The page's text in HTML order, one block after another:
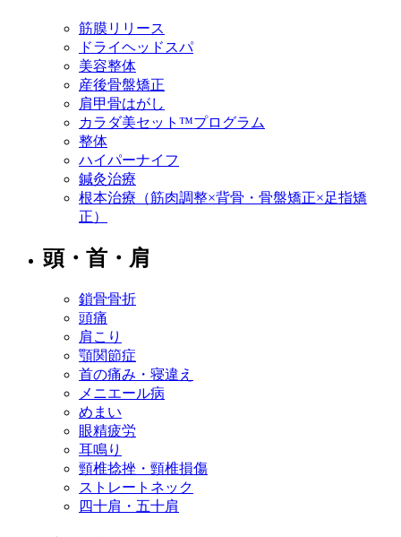
筋膜リリース
ドライヘッドスパ
美容整体
産後骨盤矯正
肩甲骨はがし
カラダ美セット™プログラム
整体
ハイパーナイフ
鍼灸治療
根本治療（筋肉調整×背骨・骨盤矯正×足指矯
正）
頭・首・肩
鎖骨骨折
頭痛
肩こり
顎関節症
首の痛み・寝違え
メニエール病
めまい
眼精疲労
耳鳴り
頸椎捻挫・頸椎損傷
ストレートネック
四十肩・五十肩